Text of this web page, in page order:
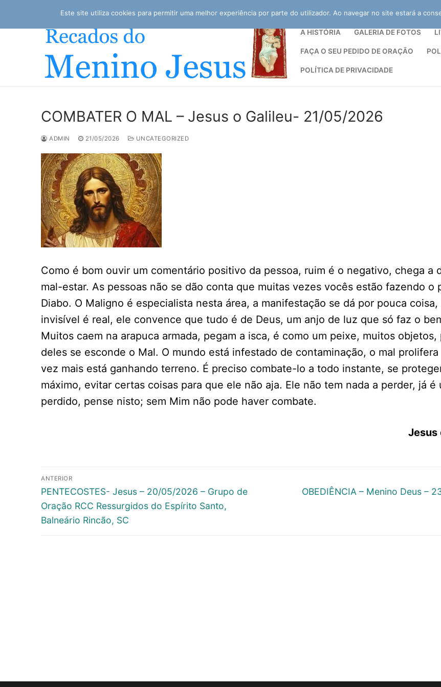
conteúdo
A HISTÓRIA GALERIA DE FOTOS
FAÇA O SEU PEDIDO DE ORAÇÃO
POLÍTICA DE PRIVACIDADE
COMBATER O MAL – Jesus o Galileu- 21/05/2026
ADMIN 21/05/2026 UNCATEGORIZED
Como é bom ouvir um comentário positivo da pessoa, ruim é o negativo, chega a
mal-estar. As pessoas não se dão conta que muitas vezes vocês estão fazendo o
Diabo. O Maligno é especialista nesta área, a manifestação se dá por pouca coisa,
invisível é real, ele convence que tudo é de Deus, um anjo de luz que só faz o
Muitos caem na arapuca armada, pegam a isca, é como um peixe, muitos objetos,
deles se esconde o Mal. O mundo está infestado de contaminação, o mal prolifera
vez mais está ganhando terreno. É preciso combate-lo a todo instante, se
máximo, evitar certas coisas para que ele não aja. Ele não tem nada a perder, já é
perdido, pense nisto; sem Mim não pode haver combate.
Jesus
Navegação
de
artigos
ANTERIOR
Previous
post:
PENTECOSTES- Jesus – 20/05/2026 – Grupo de
Oração RCC Ressurgidos do Espírito Santo,
Balneário Rincão, SC
Next
OBEDIÊNCIA – Menino Deus –
Este site utiliza cookies para permitir uma melhor experiência por parte do utilizador. Ao navegar no site estará a